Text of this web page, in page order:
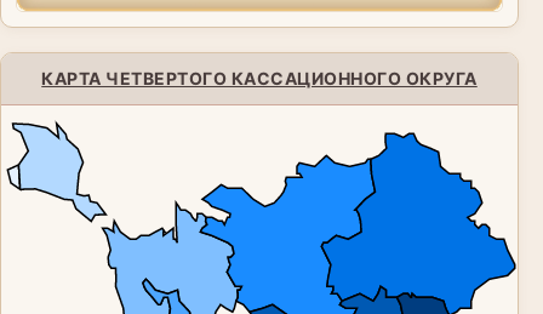
КАРТА ЧЕТВЕРТОГО КАССАЦИОННОГО ОКРУГА